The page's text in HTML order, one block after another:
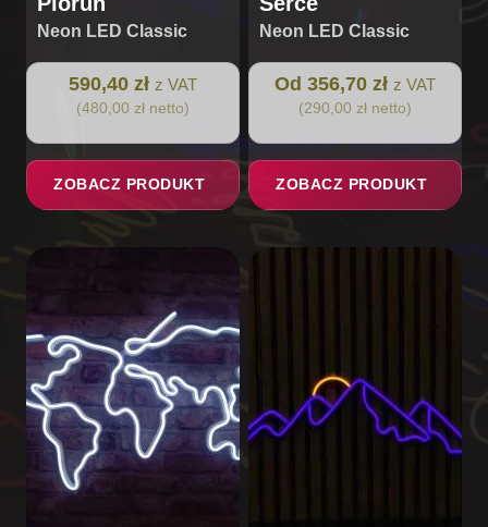
Neon LED Classic
590,40 zł z VAT
(480,00 zł netto)
ZOBACZ PRODUKT
Neon LED Classic
Od 356,70 zł z VAT
(290,00 zł netto)
ZOBACZ PRODUKT